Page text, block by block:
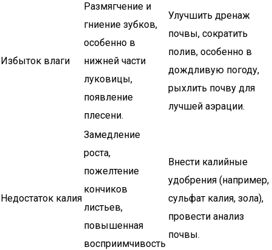
Избыток влаги
Размягчение и
гниение зубков,
особенно в
нижней части
луковицы,
появление
плесени.
Улучшить дренаж
почвы, сократить
полив, особенно в
дождливую погоду,
рыхлить почву для
лучшей аэрации.
Недостаток калия
Замедление
роста,
пожелтение
кончиков
листьев,
повышенная
восприимчивость
Внести калийные
удобрения (например,
сульфат калия, зола),
провести анализ
почвы.